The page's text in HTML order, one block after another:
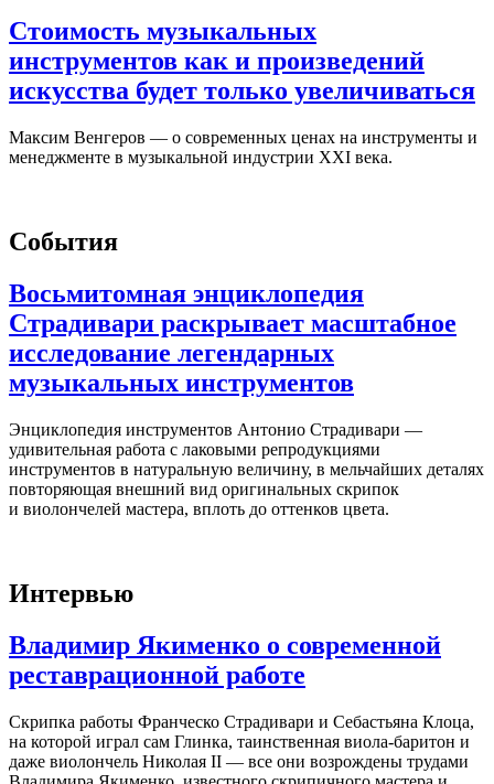
Стоимость музыкальных
инструментов как и произведений
искусства будет только увеличиваться
Максим Венгеров — о современных ценах на инструменты и
менеджменте в музыкальной индустрии XXI века.
События
Восьмитомная энциклопедия
Страдивари раскрывает масштабное
исследование легендарных
музыкальных инструментов
Энциклопедия инструментов Антонио Страдивари —
удивительная работа с лаковыми репродукциями
инструментов в натуральную величину, в мельчайших деталях
повторяющая внешний вид оригинальных скрипок
и виолончелей мастера, вплоть до оттенков цвета.
Интервью
Владимир Якименко о современной
реставрационной работе
Скрипка работы Франческо Страдивари и Себастьяна Клоца,
на которой играл сам Глинка, таинственная виола-баритон и
даже виолончель Николая II — все они возрождены трудами